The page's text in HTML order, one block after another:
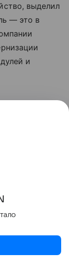
выделил
— это в
и
подход к